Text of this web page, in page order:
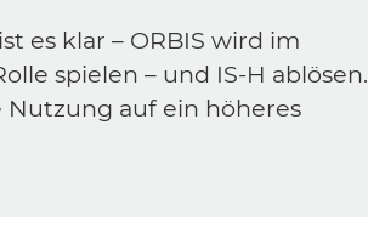
es klar – ORBIS wird im
spielen – und IS-H ablösen.
Nutzung auf ein höheres